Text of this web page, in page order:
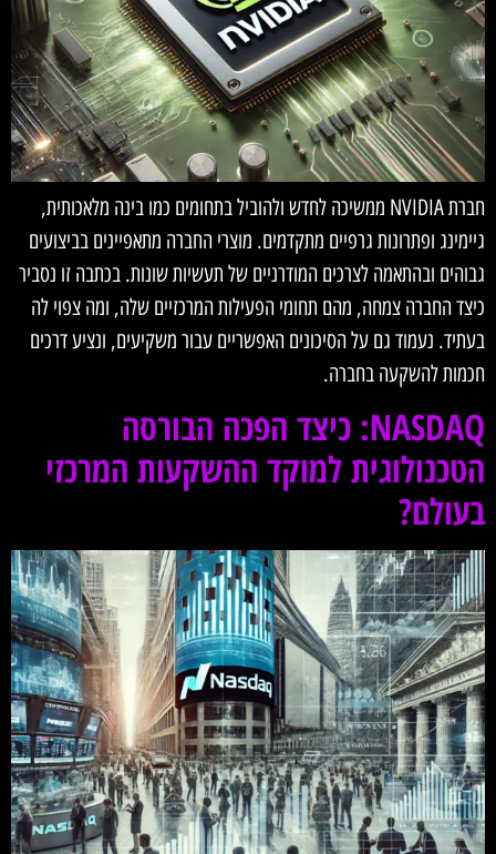
חברת NVIDIA ממשיכה לחדש ולהוביל בתחומים כמו בינה מלאכותית,
גיימינג ופתרונות גרפיים מתקדמים. מוצרי החברה מתאפיינים בביצועים
גבוהים ובהתאמה לצרכים המודרניים של תעשיות שונות. בכתבה זו נסביר
כיצד החברה צמחה, מהם תחומי הפעילות המרכזיים שלה, ומה צפוי לה
בעתיד. נעמוד גם על הסיכונים האפשריים עבור משקיעים, ונציע דרכים
חכמות להשקעה בחברה.
NASDAQ: כיצד הפכה הבורסה
הטכנולוגית למוקד ההשקעות המרכזי
בעולם?